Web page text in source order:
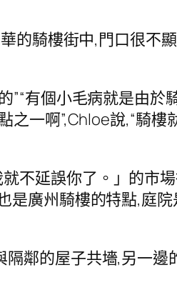
的騎樓街中,門口很不
”“有個小毛病就是由
之一啊”,Chloe說,“騎樓
不延誤你了。」的市
廣州騎樓的特點,庭
鄰的屋子共墻,另一